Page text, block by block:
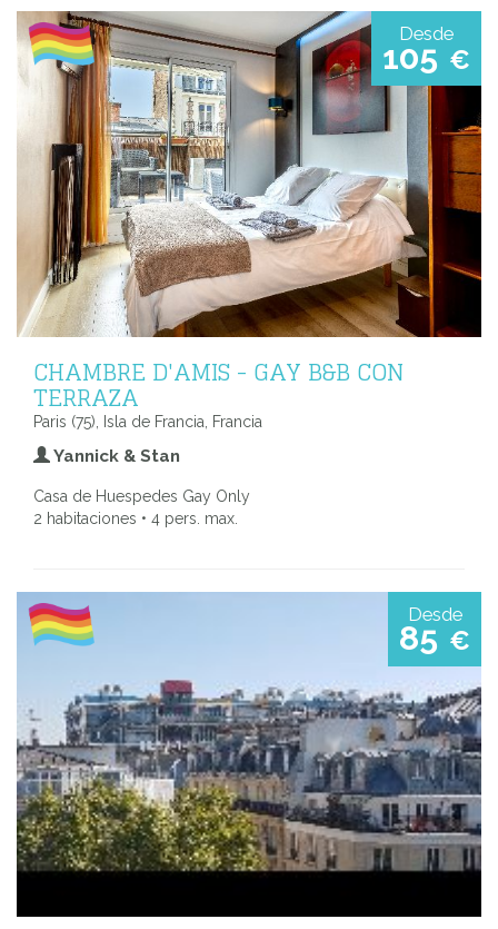
Desde
105 €
CHAMBRE D'AMIS - GAY B&B CON
TERRAZA
Paris (75), Isla de Francia, Francia
Yannick & Stan
Casa de Huespedes Gay Only
2 habitaciones • 4 pers. max.
Desde
85 €